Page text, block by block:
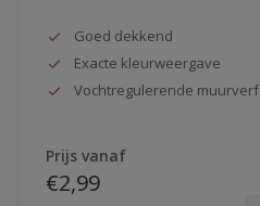
Goed dekkend
Exacte kleurweergave
Vochtregulerende muurverf
Prijs vanaf
€2,99